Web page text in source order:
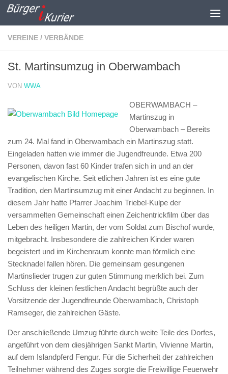
Zum Inhalt springen
VEREINE / VERBÄNDE
St. Martinsumzug in Oberwambach
VON WWA
OBERWAMBACH –
Martinszug in
Oberwambach – Bereits
zum 24. Mal fand in Oberwambach ein Martinszug statt.
Eingeladen hatten wie immer die Jugendfreunde. Etwa 200
Personen, davon fast 60 Kinder trafen sich in und an der
evangelischen Kirche. Seit etlichen Jahren ist es eine gute
Tradition, den Martinsumzug mit einer Andacht zu beginnen. In
diesem Jahr hatte Pfarrer Joachim Triebel-Kulpe der
versammelten Gemeinschaft einen Zeichentrickfilm über das
Leben des heiligen Martin, der vom Soldat zum Bischof wurde,
mitgebracht. Insbesondere die zahlreichen Kinder waren
begeistert und im Kirchenraum konnte man förmlich eine
Stecknadel fallen hören. Die gemeinsam gesungenen
Martinslieder trugen zur guten Stimmung merklich bei. Zum
Schluss der kleinen festlichen Andacht begrüßte auch der
Vorsitzende der Jugendfreunde Oberwambach, Christoph
Ramseger, die zahlreichen Gäste.
Der anschließende Umzug führte durch weite Teile des Dorfes,
angeführt von dem diesjährigen Sankt Martin, Vivienne Martin,
auf dem Islandpferd Fengur. Für die Sicherheit der zahlreichen
Teilnehmer während des Zuges sorgte die Freiwillige Feuerwehr